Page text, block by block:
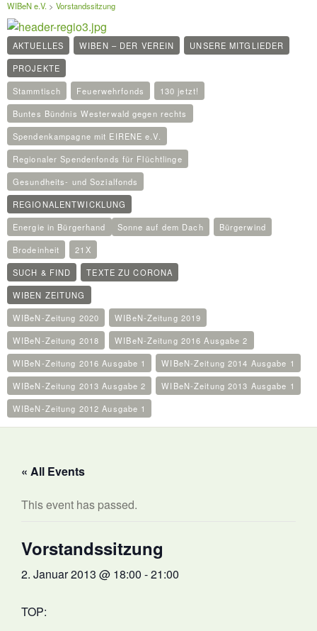
WIBeN e.V. > Vorstandssitzung
AKTUELLES WIBEN – DER VEREIN
UNSERE MITGLIEDER
PROJEKTE
Stammtisch
Feuerwehrfonds
130 jetzt!
Buntes Bündnis Westerwald gegen rechts
Spendenkampagne mit EIRENE e.V.
Regionaler Spendenfonds für Flüchtlinge
Gesundheits- und Sozialfonds
REGIONALENTWICKLUNG
Energie in Bürgerhand
Sonne auf dem Dach
Bürgerwind
Brodeinheit
21X
SUCH & FIND
TEXTE ZU CORONA
WIBEN ZEITUNG
WIBeN-Zeitung 2020
WIBeN-Zeitung 2019
WIBeN-Zeitung 2018
WIBeN-Zeitung 2016 Ausgabe 2
WIBeN-Zeitung 2016 Ausgabe 1
WIBeN-Zeitung 2014 Ausgabe 1
WIBeN-Zeitung 2013 Ausgabe 2
WIBeN-Zeitung 2013 Ausgabe 1
WIBeN-Zeitung 2012 Ausgabe 1
« All Events
This event has passed.
Vorstandssitzung
2. Januar 2013 @ 18:00 -21:00
TOP: